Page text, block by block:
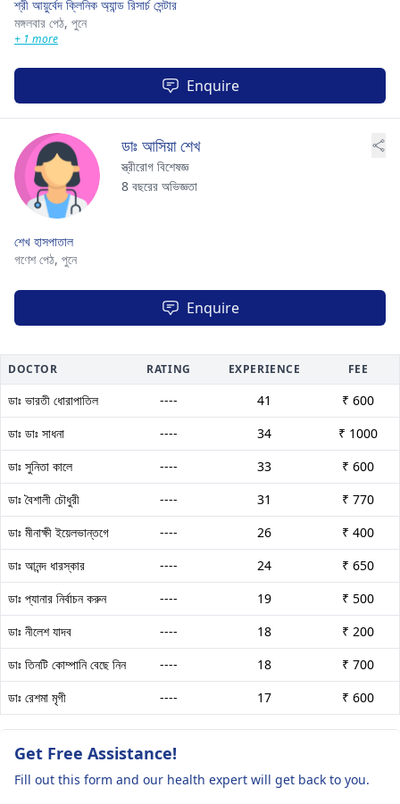
শ্রী আয়ুর্বেদ ক্লিনিক অ্যান্ড রিসার্চ সেন্টার
মঙ্গলবার পেঠ, পুনে
+ 1 more
Enquire
ডাঃ আসিয়া শেখ
স্ত্রীরোগ বিশেষজ্ঞ
8 বছরের অভিজ্ঞতা
শেখ হাসপাতাল
গণেশ পেঠ, পুনে
Enquire
DOCTOR RATING EXPERIENCE FEE
ডাঃ ভারতী ধোরাপাতিল ---- 41
₹ 600
ডাঃ ডাঃ সাধনা
---- 34
₹ 1000
ডাঃ সুনিতা কালে
---- 33
₹ 600
ডাঃ বৈশালী চৌধুরী
---- 31
₹ 770
ডাঃ মীনাক্ষী ইয়েলভান্তগে
---- 26
₹ 400
ডাঃ আনন্দ ধারস্কার
---- 24
₹ 650
ডাঃ প্যানার নির্বাচন করুন
---- 19
₹ 500
ডাঃ নীলেশ যাদব
---- 18
₹ 200
ডাঃ তিনটি কোম্পানি বেছে নিন
---- 18
₹ 700
ডাঃ রেশমা মৃগী
---- 17 ₹ 600
Get Free Assistance!
Fill out this form and our health expert will get back to you.